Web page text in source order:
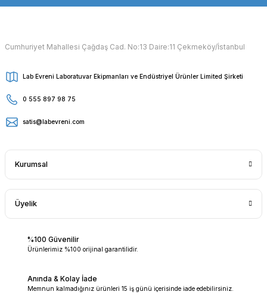
Cumhuriyet Mahallesi Çağdaş Cad. No:13 Daire:11 Çekmeköy/İstanbul
Lab Evreni Laboratuvar Ekipmanları ve Endüstriyel Ürünler Limited Şirketi
0 555 897 98 75
satis@labevreni.com
Kurumsal
Üyelik
%100 Güvenilir
Ürünlerimiz %100 orijinal garantilidir.
Anında & Kolay İade
Memnun kalmadığınız ürünleri 15 iş günü içerisinde iade edebilirsiniz.